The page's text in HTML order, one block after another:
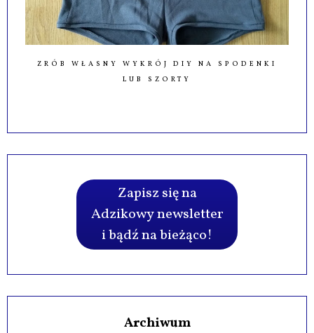
ZRÓB WŁASNY WYKRÓJ DIY NA SPODENKI
LUB SZORTY
Zapisz się na
Adzikowy newsletter
i bądź na bieżąco!
Archiwum